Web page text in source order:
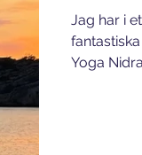
Jag har i
Yoga